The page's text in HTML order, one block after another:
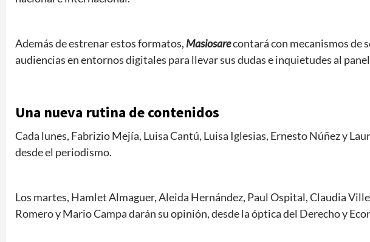
Además de estrenar estos formatos, Masiosarecontará con mecanismos de
audiencias en entornos digitales para llevar sus dudas e inquietudes al
Una nueva rutina de contenidos
Cada lunes, Fabrizio Mejía, Luisa Cantú, Luisa Iglesias, Ernesto Núñez y
desde el periodismo.
Los martes, Hamlet Almaguer, Aleida Hernández, Paul Ospital, Claudia
Romero y Mario Campa darán su opinión, desde la óptica del Derecho y